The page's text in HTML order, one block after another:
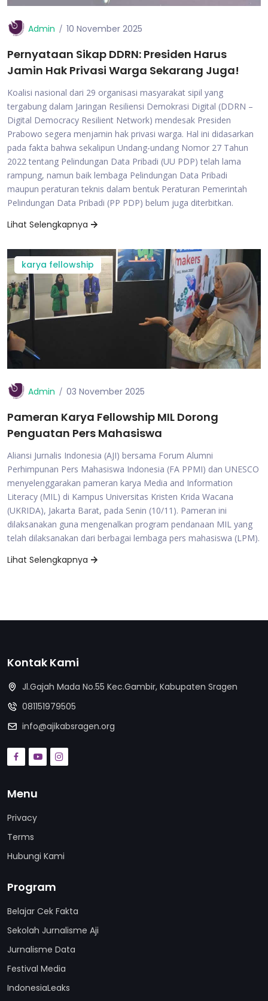
Admin 10 November 2025
Pernyataan Sikap DDRN: Presiden Harus
Jamin Hak Privasi Warga Sekarang Juga!
Koalisi nasional dari 29 organisasi masyarakat sipil yang
tergabung dalam Jaringan Resiliensi Demokrasi Digital (DDRN –
Digital Democracy Resilient Network) mendesak Presiden
Prabowo segera menjamin hak privasi warga. Hal ini didasarkan
pada fakta bahwa sekalipun Undang-undang Nomor 27 Tahun
2022 tentang Pelindungan Data Pribadi (UU PDP) telah lama
rampung, namun baik lembaga Pelindungan Data Pribadi
maupun peraturan teknis dalam bentuk Peraturan Pemerintah
Pelindungan Data Pribadi (PP PDP) belum juga diterbitkan.
Lihat Selengkapnya
karya fellowship
Admin 03 November 2025
Pameran Karya Fellowship MIL Dorong
Penguatan Pers Mahasiswa
Aliansi Jurnalis Indonesia (AJI) bersama Forum Alumni
Perhimpunan Pers Mahasiswa Indonesia (FA PPMI) dan UNESCO
menyelenggarakan pameran karya Media and Information
Literacy (MIL) di Kampus Universitas Kristen Krida Wacana
(UKRIDA), Jakarta Barat, pada Senin (10/11). Pameran ini
dilaksanakan guna mengenalkan program pendanaan MIL yang
telah dilaksanakan dari berbagai lembaga pers mahasiswa (LPM).
Lihat Selengkapnya
Kontak Kami
Jl.Gajah Mada No.55 Kec.Gambir, Kabupaten Sragen
081151979505
info@ajikabsragen.org
Menu
Privacy
Terms
Hubungi Kami
Program
Belajar Cek Fakta
Sekolah Jurnalisme Aji
Jurnalisme Data
Festival Media
IndonesiaLeaks